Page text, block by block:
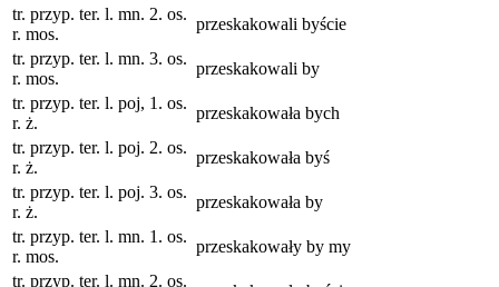
tr. przyp. ter. l. mn. 2. os.
r. mos.
przeskakowali byście
tr. przyp. ter. l. mn. 3. os.
r. mos.
przeskakowali by
tr. przyp. ter. l. poj, 1. os.
r. ż.
przeskakowała bych
tr. przyp. ter. l. poj. 2. os.
r. ż.
przeskakowała byś
tr. przyp. ter. l. poj. 3. os.
r. ż.
przeskakowała by
tr. przyp. ter. l. mn. 1. os.
r. mos.
przeskakowały by my
tr. przyp. ter. l. mn. 2. os.